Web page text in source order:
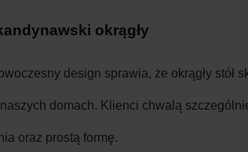
okrągły
design sprawia, że okrągły stół
domach. Klienci chwalą
oraz prostą formę.